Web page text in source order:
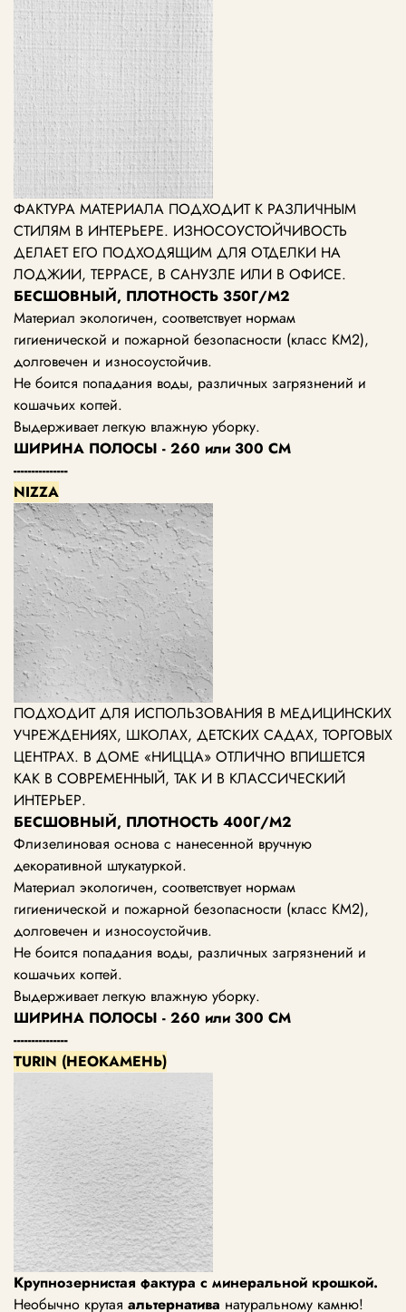
ФАКТУРА МАТЕРИАЛА ПОДХОДИТ К РАЗЛИЧНЫМ
СТИЛЯМ В ИНТЕРЬЕРЕ. ИЗНОСОУСТОЙЧИВОСТЬ
ДЕЛАЕТ ЕГО ПОДХОДЯЩИМ ДЛЯ ОТДЕЛКИ НА
ЛОДЖИИ, ТЕРРАСЕ, В САНУЗЛЕ ИЛИ В ОФИСЕ.
БЕСШОВНЫЙ, ПЛОТНОСТЬ 350Г/М2
Материал экологичен, соответствует нормам
гигиенической и пожарной безопасности (класс КМ2),
долговечен и износоустойчив.
Не боится попадания воды, различных загрязнений и
кошачьих когтей.
Выдерживает легкую влажную уборку.
ШИРИНА ПОЛОСЫ - 260 или 300 СМ
---------------
NIZZA
ПОДХОДИТ ДЛЯ ИСПОЛЬЗОВАНИЯ В МЕДИЦИНСКИХ
УЧРЕЖДЕНИЯХ, ШКОЛАХ, ДЕТСКИХ САДАХ, ТОРГОВЫХ
ЦЕНТРАХ. В ДОМЕ «НИЦЦА» ОТЛИЧНО ВПИШЕТСЯ
КАК В СОВРЕМЕННЫЙ, ТАК И В КЛАССИЧЕСКИЙ
ИНТЕРЬЕР.
БЕСШОВНЫЙ, ПЛОТНОСТЬ 400Г/М2
Флизелиновая основа с нанесенной вручную
декоративной штукатуркой.
Материал экологичен, соответствует нормам
гигиенической и пожарной безопасности (класс KM2),
долговечен и износоустойчив.
Не боится попадания воды, различных загрязнений и
кошачьих когтей.
Выдерживает легкую влажную уборку.
ШИРИНА ПОЛОСЫ - 260 или 300 СМ
---------------
TURIN (НЕОКАМЕНЬ)
Крупнозернистая фактура с минеральной крошкой.
Необычно крутая альтернатива натуральному камню!